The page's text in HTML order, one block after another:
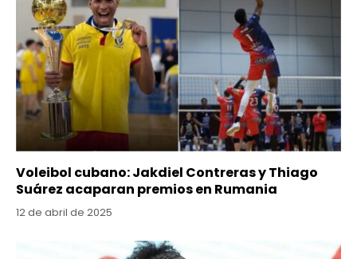
Voleibol cubano: Jakdiel Contreras y Thiago
Suárez acaparan premios en Rumania
12 de abril de 2025